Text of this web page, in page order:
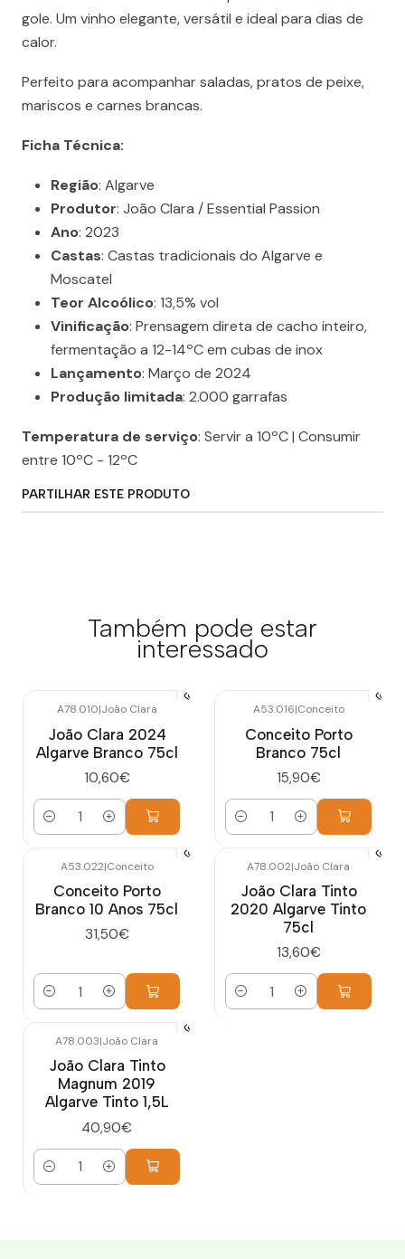
gole. Um vinho elegante, versátil e ideal para dias de
calor.
Perfeito para acompanhar saladas, pratos de peixe,
mariscos e carnes brancas.
Ficha Técnica:
Região: Algarve
Produtor: João Clara / Essential Passion
Ano: 2023
Castas: Castas tradicionais do Algarve e
Moscatel
Teor Alcoólico: 13,5% vol
Vinificação: Prensagem direta de cacho inteiro,
fermentação a 12-14ºC em cubas de inox
Lançamento: Março de 2024
Produção limitada: 2.000 garrafas
Temperatura de serviço: Servir a 10ºC | Consumir
entre 10ºC - 12ºC
PARTILHAR ESTE PRODUTO
Também pode estar
interessado
A78.010|João Clara
João Clara 2024
Algarve Branco 75cl
10,60€
Quantidade
A53.016|Conceito
Conceito Porto
Branco 75cl
15,90€
Quantidade
A53.022|Conceito
Conceito Porto
Branco 10 Anos 75cl
31,50€
Quantidade
A78.002|João Clara
João Clara Tinto
2020 Algarve Tinto
75cl
13,60€
Quantidade
A78.003|João Clara
João Clara Tinto
Magnum 2019
Algarve Tinto 1,5L
40,90€
Quantidade